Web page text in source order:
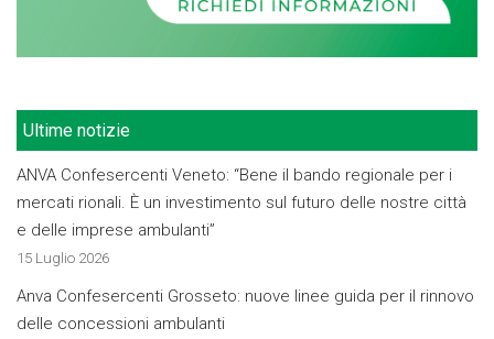
Ultime notizie
ANVA Confesercenti Veneto: “Bene il bando regionale per i
mercati rionali. È un investimento sul futuro delle nostre città
e delle imprese ambulanti”
15 Luglio 2026
Anva Confesercenti Grosseto: nuove linee guida per il rinnovo
delle concessioni ambulanti